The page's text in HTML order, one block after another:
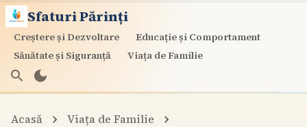
Sfaturi Părinți
Creștere și Dezvoltare
Educație și Comportament
Sănătate și Siguranță
Viața de Familie
Acasă
Viața de Familie